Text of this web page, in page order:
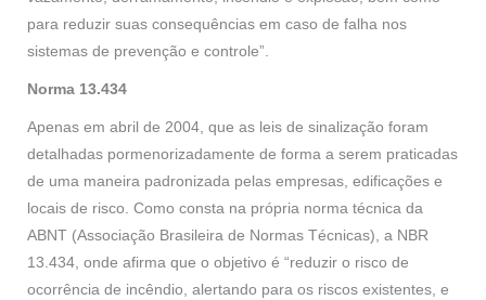
para reduzir suas consequências em caso de falha nos
sistemas de prevenção e controle”.
Norma 13.434
Apenas em abril de 2004, que as leis de sinalização foram
detalhadas pormenorizadamente de forma a serem praticadas
de uma maneira padronizada pelas empresas, edificações e
locais de risco. Como consta na própria norma técnica da
ABNT (Associação Brasileira de Normas Técnicas), a NBR
13.434, onde afirma que o objetivo é “reduzir o risco de
ocorrência de incêndio, alertando para os riscos existentes, e